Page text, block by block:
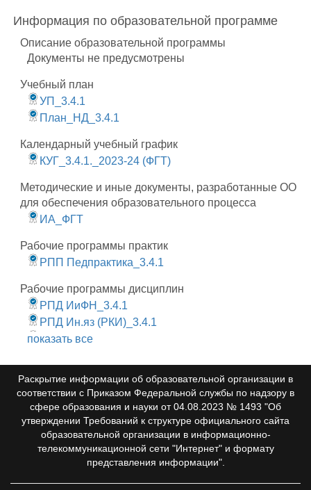
Информация по образовательной программе
Описание образовательной программы
Документы не предусмотрены
Учебный план
УП_3.4.1
План_НД_3.4.1
Календарный учебный график
КУГ_3.4.1._2023-24 (ФГТ)
Методические и иные документы, разработанные ОО
для обеспечения образовательного процесса
ИА_ФГТ
Рабочие программы практик
РПП Педпрактика_3.4.1
Рабочие программы дисциплин
РПД ИиФН_3.4.1
РПД Ин.яз (РКИ)_3.4.1
РПД Иностр. язык_3.4.1
РПД факультатив_3.4.1
Лист изменений История и философия науки
3.4.1
показать все
Раскрытие информации об образовательной организации в
соответствии с Приказом Федеральной службы по надзору в
сфере образования и науки от 04.08.2023 № 1493 "Об
утверждении Требований к структуре официального сайта
образовательной организации в информационно-
телекоммуникационной сети "Интернет" и формату
представления информации".